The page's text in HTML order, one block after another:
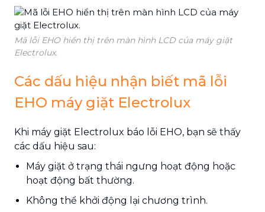
Mã lỗi EHO hiển thị trên màn hình LCD của máy giặt
Electrolux.
Các dấu hiệu nhận biết mã lỗi
EHO máy giặt Electrolux
Khi máy giặt Electrolux báo lỗi EHO, bạn sẽ thấy
các dấu hiệu sau:
Máy giặt ở trạng thái ngưng hoạt động hoặc
hoạt động bất thường.
Không thể khởi động lại chương trình.